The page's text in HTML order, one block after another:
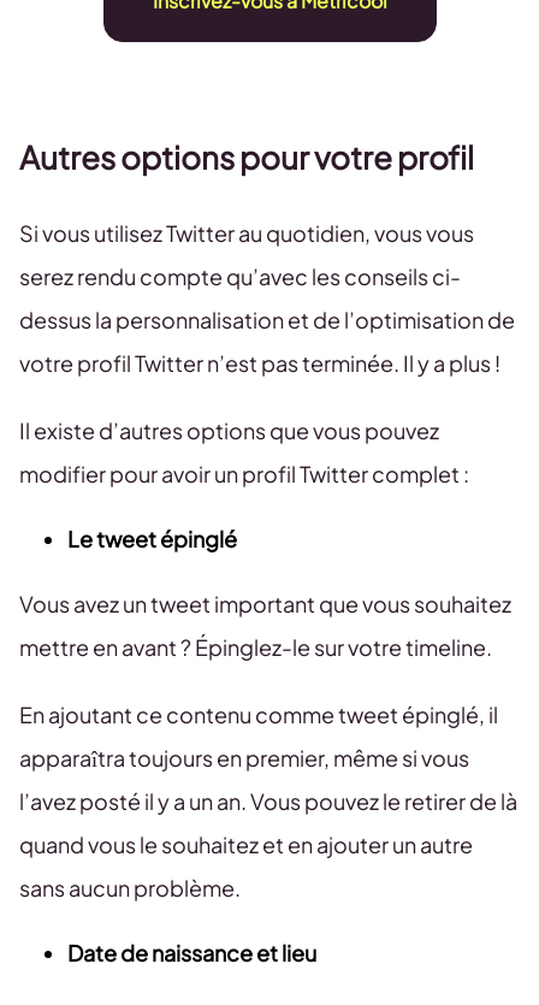
Autres options pour votre profil
Si vous utilisez Twitter au quotidien, vous vous
serez rendu compte qu’avec les conseils ci-
dessus la personnalisation et de l’optimisation de
votre profil Twitter n’est pas terminée. Il y a plus !
Il existe d’autres options que vous pouvez
modifier pour avoir un profil Twitter complet :
Le tweet épinglé
Vous avez un tweet important que vous souhaitez
mettre en avant ? Épinglez-le sur votre timeline.
En ajoutant ce contenu comme tweet épinglé, il
apparaîtra toujours en premier, même si vous
l’avez posté il y a un an. Vous pouvez le retirer de là
quand vous le souhaitez et en ajouter un autre
sans aucun problème.
Date de naissance et lieu